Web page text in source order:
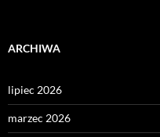
ARCHIWA
lipiec 2026
marzec 2026